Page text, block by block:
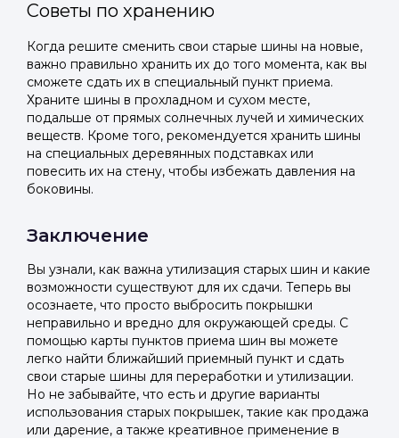
Советы по хранению
Когда решите сменить свои старые шины на новые,
важно правильно хранить их до того момента, как вы
сможете сдать их в специальный пункт приема.
Храните шины в прохладном и сухом месте,
подальше от прямых солнечных лучей и химических
веществ. Кроме того, рекомендуется хранить шины
на специальных деревянных подставках или
повесить их на стену, чтобы избежать давления на
боковины.
Заключение
Вы узнали, как важна утилизация старых шин и какие
возможности существуют для их сдачи. Теперь вы
осознаете, что просто выбросить покрышки
неправильно и вредно для окружающей среды. С
помощью карты пунктов приема шин вы можете
легко найти ближайший приемный пункт и сдать
свои старые шины для переработки и утилизации.
Но не забывайте, что есть и другие варианты
использования старых покрышек, такие как продажа
или дарение, а также креативное применение в